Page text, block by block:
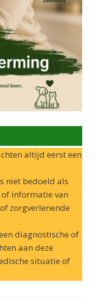
altijd eerst een
niet bedoeld als
informatie van
zorgverlenende
diagnostische of
aan deze
situatie of